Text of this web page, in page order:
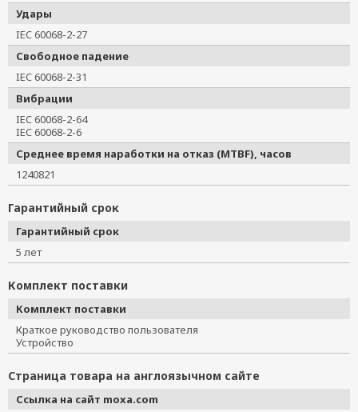
Удары
IEC 60068-2-27
Свободное падение
IEC 60068-2-31
Вибрации
IEC 60068-2-64
IEC 60068-2-6
Среднее время наработки на отказ (MTBF), часов
1240821
Гарантийный срок
Гарантийный срок
5 лет
Комплект поставки
Комплект поставки
Краткое руководство пользователя
Устройство
Страница товара на англоязычном сайте
Ссылка на сайт moxa.com